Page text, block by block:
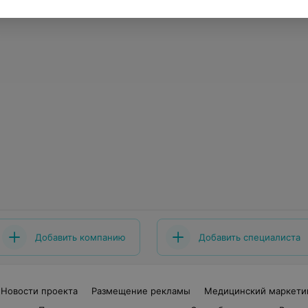
Добавить компанию Добавить специалиста
Новости проекта Размещение рекламы
Медицинский